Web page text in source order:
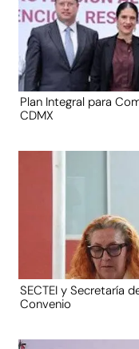
Plan Integral para
CDMX
SECTEI y Secretaría
Convenio